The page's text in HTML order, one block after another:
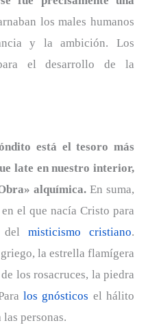
los males humanos
y la ambición. Los
el desarrollo de la
está el tesoro más
late en nuestro interior,
alquímica.En suma,
el que nacía Cristo para
delmisticismo cristiano.
griego, la estrella flamígera
los rosacruces, la piedra
los gnósticos el hálito
personas.